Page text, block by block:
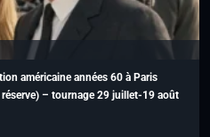
américaine années 60 à Paris
réserve) – tournage 29 juillet-19 août